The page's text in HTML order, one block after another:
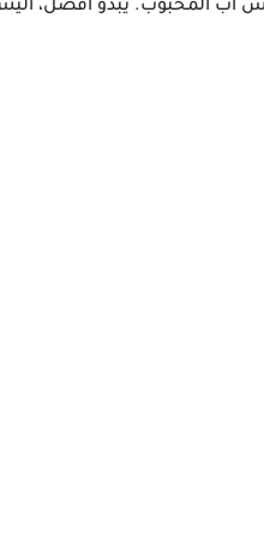
اب المحبوب. يبدو أفضل،